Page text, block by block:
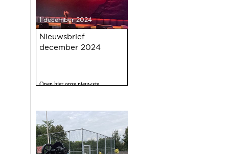
1 december 2024
Nieuwsbrief
december 2024
Open hier onze nieuwste
12 december a.s.